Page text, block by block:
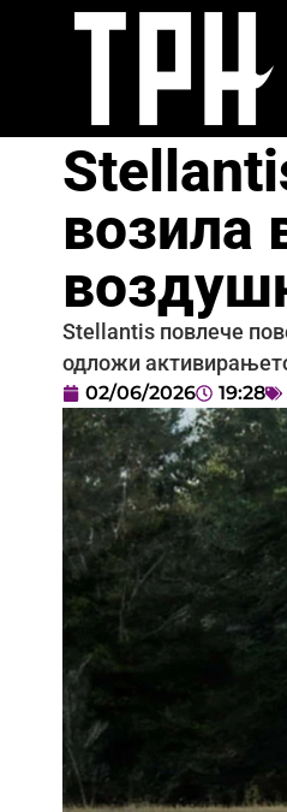
возила
Stellantis повлече
одложи
02/06/2026 19:28